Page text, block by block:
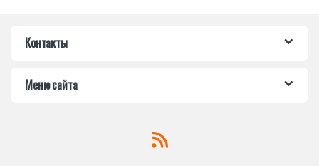
Контакты
Меню сайта